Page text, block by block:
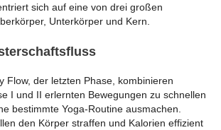
sich auf eine von drei großen
Unterkörper und Kern.
Flow, der letzten Phase, kombinieren
I und II erlernten Bewegungen zu schnellen
bestimmte Yoga-Routine ausmachen.
den Körper straffen und Kalorien effizient